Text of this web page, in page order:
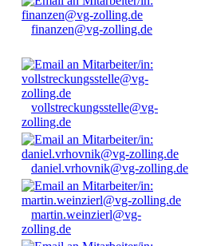
finanzen@vg-zolling.de
vollstreckungsstelle@vg-
zolling.de
daniel.vrhovnik@vg-zolling.de
martin.weinzierl@vg-
zolling.de